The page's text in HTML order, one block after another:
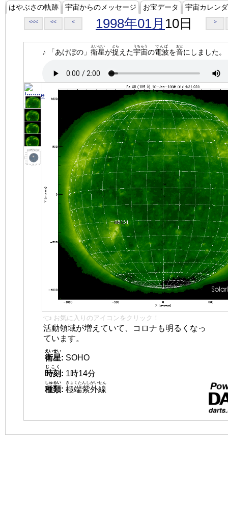
はやぶさの軌跡 宇宙からのメッセージ お宝データ 宇宙カレン
<<< << < 1998年01月 10日 >
♪ 「あけぼの」 衛星
えいせい
が捉
とら
えた宇宙
うちゅう
の電波
でんぱ
を音
おと
にしました。
👈 お気に入りのアイコンをクリック！
活動領域が増えていて、コロナも明るくなっ
ています。
衛星
えいせい
: SOHO
時刻
じこく
: 1時14分
種類
しゅるい
: 極端紫外線
きょくたんしがいせん